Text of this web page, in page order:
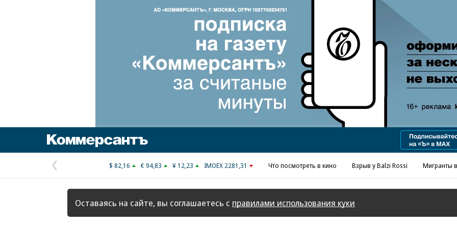
Реклама в «Ъ» www.kommersant.ru/ad
Предыдущая
страница
$ 82,16 € 94,83 ¥ 12,23 IMOEX 2281,31 Что посмотреть в кино Взрыв у Balzi Rossi Мигранты
Оставаясь на сайте, вы соглашаетесь с правилами использования куки